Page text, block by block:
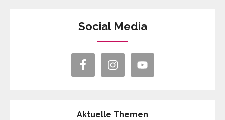
Social Media
Aktuelle Themen